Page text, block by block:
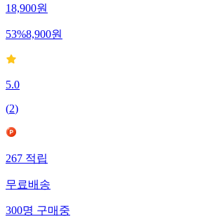
18,900원
53%8,900원
5.0
(2)
267 적립
무료배송
300명 구매중